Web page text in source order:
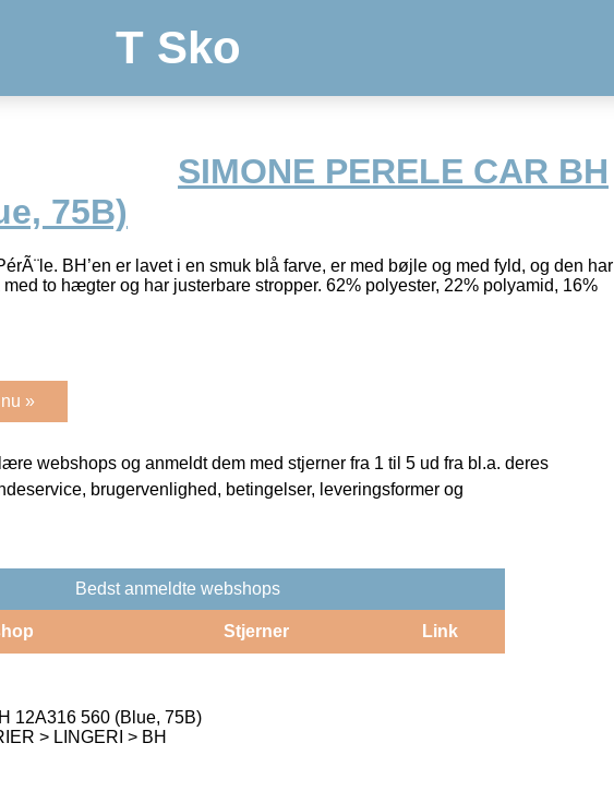
T Sko
SIMONE PERELE CAR BH
75B)
BH’en er lavet i en smuk blå farve, er med bøjle og med fyld, og den har
to hægter og har justerbare stropper. 62% polyester, 22% polyamid, 16%
»
webshops og anmeldt dem med stjerner fra 1 til 5 ud fra bl.a. deres
brugervenlighed, betingelser, leveringsformer og
Bedst anmeldte webshops
Stjerner Link
12A316 560 (Blue, 75B)
> LINGERI > BH